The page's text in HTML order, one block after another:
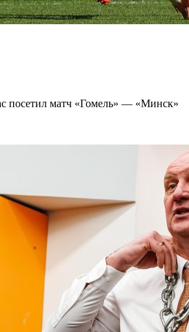
посетил матч «Гомель» — «Минск»